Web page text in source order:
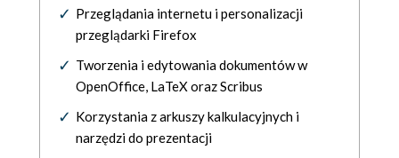
Przeglądania internetu i personalizacji
przeglądarki Firefox
Tworzenia i edytowania dokumentów w
OpenOffice, LaTeX oraz Scribus
Korzystania z arkuszy kalkulacyjnych i
narzędzi do prezentacji